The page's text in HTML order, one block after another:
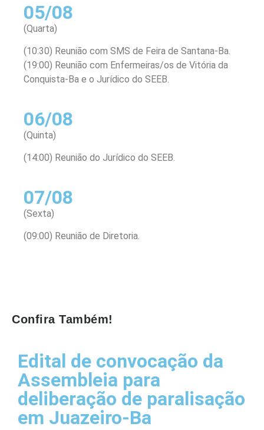
05/08
(Quarta)
(10:30) Reunião com SMS de Feira de Santana-Ba.
(19:00) Reunião com Enfermeiras/os de Vitória da
Conquista-Ba e o Jurídico do SEEB.
06/08
(Quinta)
(14:00) Reunião do Jurídico do SEEB.
07/08
(Sexta)
(09:00) Reunião de Diretoria.
Confira Também!
Edital de convocação da
Assembleia para
deliberação de paralisação
em Juazeiro-Ba